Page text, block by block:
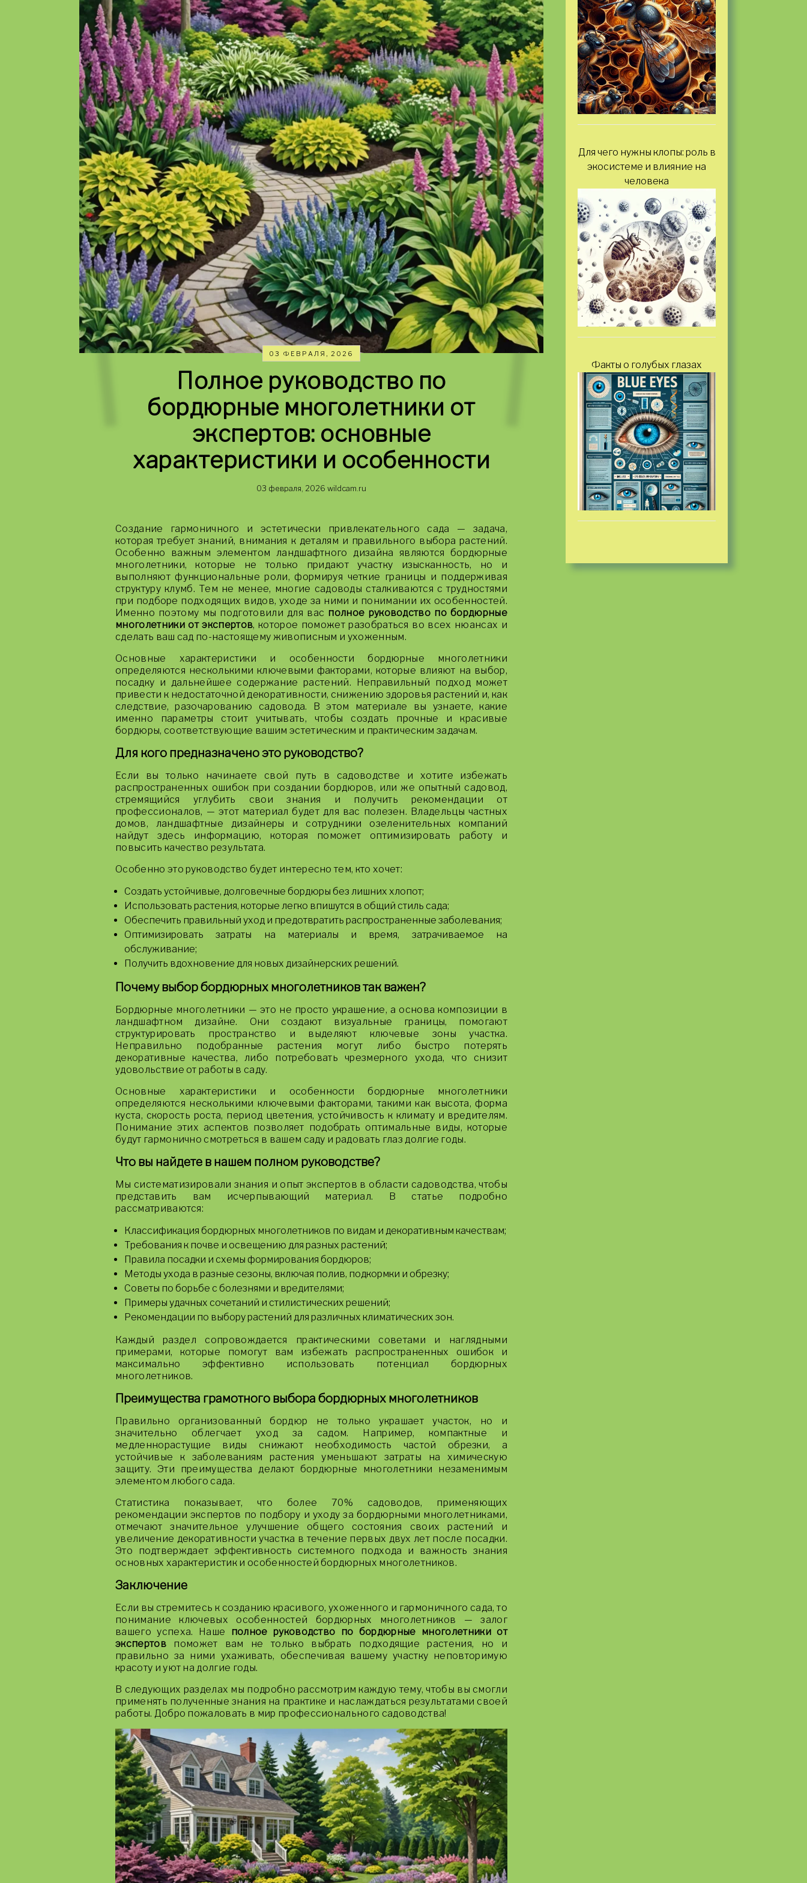
03 ФЕВРАЛЯ, 2026
Полное руководство по
бордюрные многолетники от
экспертов: основные
характеристики и особенности
03 февраля, 2026 wildcam.ru
Создание гармоничного и эстетически привлекательного сада — задача,
которая требует знаний, внимания к деталям и правильного выбора растений.
Особенно важным элементом ландшафтного дизайна являются бордюрные
многолетники, которые не только придают участку изысканность, но и
выполняют функциональные роли, формируя четкие границы и поддерживая
структуру клумб. Тем не менее, многие садоводы сталкиваются с трудностями
при подборе подходящих видов, уходе за ними и понимании их особенностей.
Именно поэтому мы подготовили для вас полное руководство по бордюрные
многолетники от экспертов, которое поможет разобраться во всех нюансах и
сделать ваш сад по-настоящему живописным и ухоженным.
Основные характеристики и особенности бордюрные многолетники
определяются несколькими ключевыми факторами, которые влияют на выбор,
посадку и дальнейшее содержание растений. Неправильный подход может
привести к недостаточной декоративности, снижению здоровья растений и, как
следствие, разочарованию садовода. В этом материале вы узнаете, какие
именно параметры стоит учитывать, чтобы создать прочные и красивые
бордюры, соответствующие вашим эстетическим и практическим задачам.
Для кого предназначено это руководство?
Если вы только начинаете свой путь в садоводстве и хотите избежать
распространенных ошибок при создании бордюров, или же опытный садовод,
стремящийся углубить свои знания и получить рекомендации от
профессионалов, — этот материал будет для вас полезен. Владельцы частных
домов, ландшафтные дизайнеры и сотрудники озеленительных компаний
найдут здесь информацию, которая поможет оптимизировать работу и
повысить качество результата.
Особенно это руководство будет интересно тем, кто хочет:
Создать устойчивые, долговечные бордюры без лишних хлопот;
Использовать растения, которые легко впишутся в общий стиль сада;
Обеспечить правильный уход и предотвратить распространенные заболевания;
Оптимизировать затраты на материалы и время, затрачиваемое на
обслуживание;
Получить вдохновение для новых дизайнерских решений.
Почему выбор бордюрных многолетников так важен?
Бордюрные многолетники — это не просто украшение, а основа композиции в
ландшафтном дизайне. Они создают визуальные границы, помогают
структурировать пространство и выделяют ключевые зоны участка.
Неправильно подобранные растения могут либо быстро потерять
декоративные качества, либо потребовать чрезмерного ухода, что снизит
удовольствие от работы в саду.
Основные характеристики и особенности бордюрные многолетники
определяются несколькими ключевыми факторами, такими как высота, форма
куста, скорость роста, период цветения, устойчивость к климату и вредителям.
Понимание этих аспектов позволяет подобрать оптимальные виды, которые
будут гармонично смотреться в вашем саду и радовать глаз долгие годы.
Что вы найдете в нашем полном руководстве?
Мы систематизировали знания и опыт экспертов в области садоводства, чтобы
представить вам исчерпывающий материал. В статье подробно
рассматриваются:
Классификация бордюрных многолетников по видам и декоративным качествам;
Требования к почве и освещению для разных растений;
Правила посадки и схемы формирования бордюров;
Методы ухода в разные сезоны, включая полив, подкормки и обрезку;
Советы по борьбе с болезнями и вредителями;
Примеры удачных сочетаний и стилистических решений;
Рекомендации по выбору растений для различных климатических зон.
Каждый раздел сопровождается практическими советами и наглядными
примерами, которые помогут вам избежать распространенных ошибок и
максимально эффективно использовать потенциал бордюрных
многолетников.
Преимущества грамотного выбора бордюрных многолетников
Правильно организованный бордюр не только украшает участок, но и
значительно облегчает уход за садом. Например, компактные и
медленнорастущие виды снижают необходимость частой обрезки, а
устойчивые к заболеваниям растения уменьшают затраты на химическую
защиту. Эти преимущества делают бордюрные многолетники незаменимым
элементом любого сада.
Статистика показывает, что более 70% садоводов, применяющих
рекомендации экспертов по подбору и уходу за бордюрными многолетниками,
отмечают значительное улучшение общего состояния своих растений и
увеличение декоративности участка в течение первых двух лет после посадки.
Это подтверждает эффективность системного подхода и важность знания
основных характеристик и особенностей бордюрных многолетников.
Заключение
Если вы стремитесь к созданию красивого, ухоженного и гармоничного сада, то
понимание ключевых особенностей бордюрных многолетников — залог
вашего успеха. Наше полное руководство по бордюрные многолетники от
экспертовпоможет вам не только выбрать подходящие растения, но и
правильно за ними ухаживать, обеспечивая вашему участку неповторимую
красоту и уют на долгие годы.
В следующих разделах мы подробно рассмотрим каждую тему, чтобы вы смогли
применять полученные знания на практике и наслаждаться результатами своей
работы. Добро пожаловать в мир профессионального садоводства!
Для чего нужны клопы: роль в
экосистеме и влияние на
человека
Факты о голубых глазах